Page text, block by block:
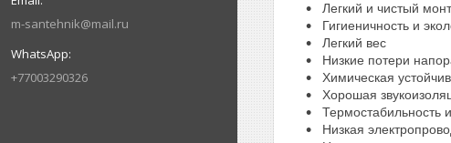
m-santehnik@mail.ru
+77003290326
Легкий и чистый
Гигиеничность и
Легкий вес
Низкие потери
Химическая
Хорошая
Термостабильность
Низкая